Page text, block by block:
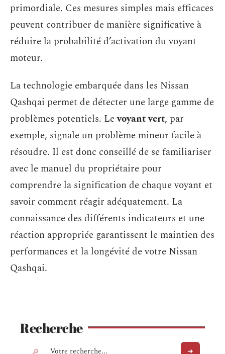
primordiale. Ces mesures simples mais efficaces
peuvent contribuer de manière significative à
réduire la probabilité d’activation du voyant
moteur.
La technologie embarquée dans les Nissan
Qashqai permet de détecter une large gamme de
problèmes potentiels. Levoyant vert, par
exemple, signale un problème mineur facile à
résoudre. Il est donc conseillé de se familiariser
avec le manuel du propriétaire pour
comprendre la signification de chaque voyant et
savoir comment réagir adéquatement. La
connaissance des différents indicateurs et une
réaction appropriée garantissent le maintien des
performances et la longévité de votre Nissan
Qashqai.
Recherche